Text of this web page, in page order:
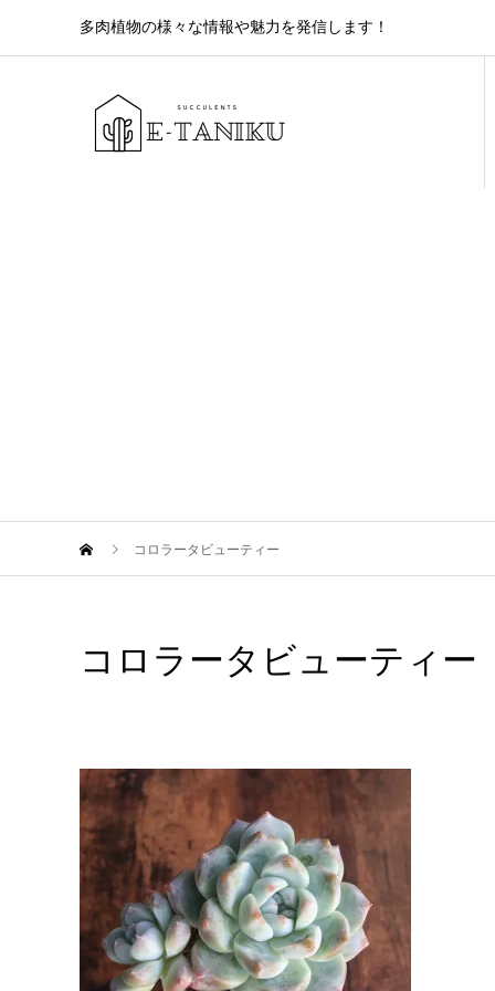
多肉植物の様々な情報や魅力を発信します！
コロラータビューティー
コロラータビューティー